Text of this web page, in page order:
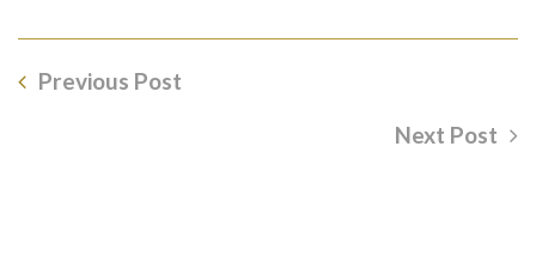
Previous Post
Next Post